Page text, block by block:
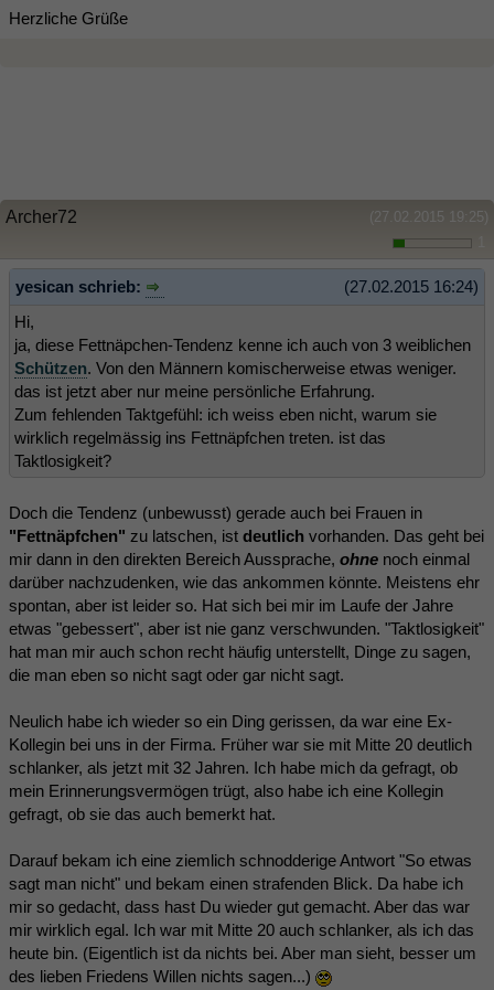
Herzliche Grüße
(27.02.2015 19:25)
Archer72
(27.02.2015 16:24)
yesican schrieb:
Hi,
ja, diese Fettnäpchen-Tendenz kenne ich auch von 3 weiblichen
Schützen. Von den Männern komischerweise etwas weniger.
das ist jetzt aber nur meine persönliche Erfahrung.
Zum fehlenden Taktgefühl: ich weiss eben nicht, warum sie
wirklich regelmässig ins Fettnäpfchen treten. ist das
Taktlosigkeit?
Doch die Tendenz (unbewusst) gerade auch bei Frauen in
"Fettnäpfchen" zu latschen, ist deutlich vorhanden. Das geht bei
mir dann in den direkten Bereich Aussprache, ohne noch einmal
darüber nachzudenken, wie das ankommen könnte. Meistens ehr
spontan, aber ist leider so. Hat sich bei mir im Laufe der Jahre
etwas "gebessert", aber ist nie ganz verschwunden. "Taktlosigkeit"
hat man mir auch schon recht häufig unterstellt, Dinge zu sagen,
die man eben so nicht sagt oder gar nicht sagt.
Neulich habe ich wieder so ein Ding gerissen, da war eine Ex-
Kollegin bei uns in der Firma. Früher war sie mit Mitte 20 deutlich
schlanker, als jetzt mit 32 Jahren. Ich habe mich da gefragt, ob
mein Erinnerungsvermögen trügt, also habe ich eine Kollegin
gefragt, ob sie das auch bemerkt hat.
Darauf bekam ich eine ziemlich schnodderige Antwort "So etwas
sagt man nicht" und bekam einen strafenden Blick. Da habe ich
mir so gedacht, dass hast Du wieder gut gemacht. Aber das war
mir wirklich egal. Ich war mit Mitte 20 auch schlanker, als ich das
heute bin. (Eigentlich ist da nichts bei. Aber man sieht, besser um
des lieben Friedens Willen nichts sagen...)